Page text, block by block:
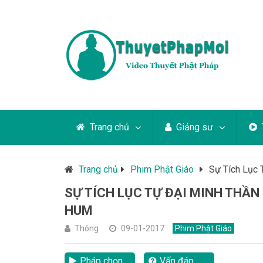
Trang chủ Giảng sư
Trang chủ Phim Phật Giáo Sự Tích Lục
SỰ TÍCH LỤC TỰ ĐẠI MINH
HUM
Thông 09-01-2017 Phim Phật Giáo